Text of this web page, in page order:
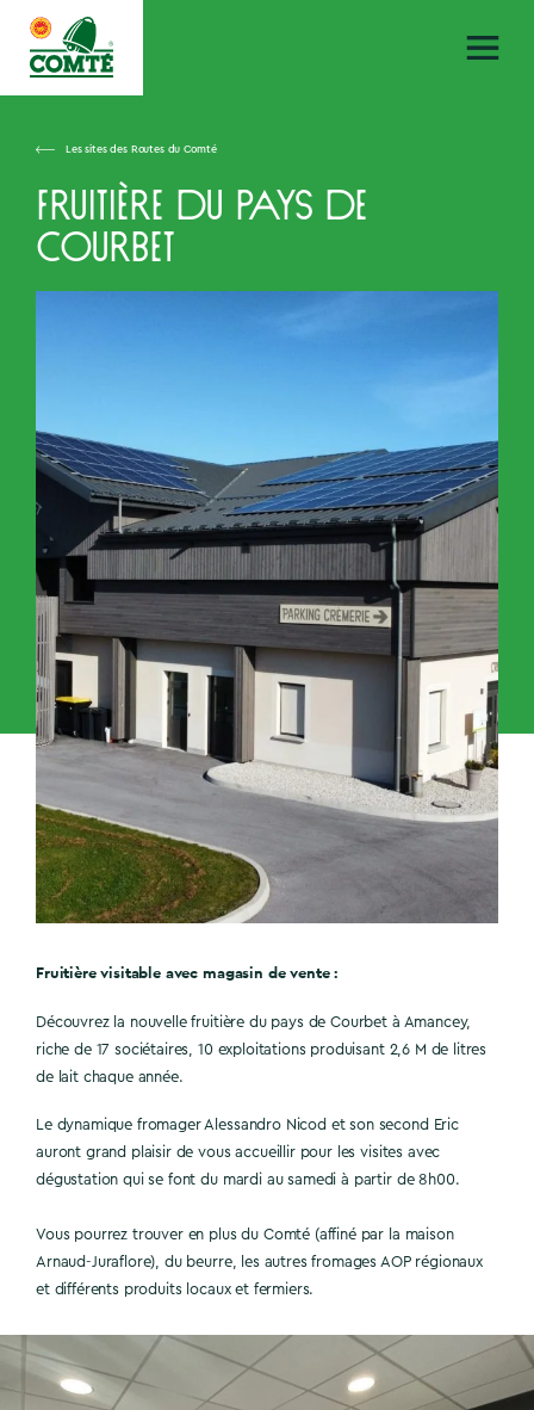
Les sites des Routes du Comté
Fruitière du Pays de
Courbet
Fruitière visitable avec magasin de vente :
Découvrez la nouvelle fruitière du pays de Courbet à Amancey,
riche de 17 sociétaires, 10 exploitations produisant 2,6 M de litres
de lait chaque année.
Le dynamique fromager Alessandro Nicod et son second Eric
auront grand plaisir de vous accueillir pour les visites avec
dégustation qui se font du mardi au samedi à partir de 8h00.
Vous pourrez trouver en plus du Comté (affiné par la maison
Arnaud-Juraflore), du beurre, les autres fromages AOP régionaux
et différents produits locaux et fermiers.